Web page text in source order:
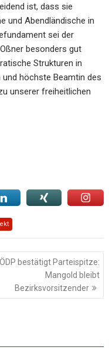
ist, dass sie
und Abendländische in
sei der
besonders gut
Strukturen in
höchste Beamtin des
unserer freiheitlichen
ÖDP bestätigt Parteispitze:
Mangold bleibt
Bezirksvorsitzender